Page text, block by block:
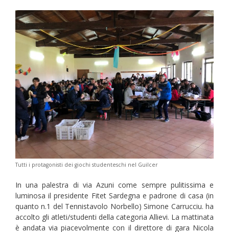
Tutti i protagonisti dei giochi studenteschi nel Guilcer
In una palestra di via Azuni come sempre pulitissima e
luminosa il presidente Fitet Sardegna e padrone di casa (in
quanto n.1 del Tennistavolo Norbello) Simone Carrucciu. ha
accolto gli atleti/studenti della categoria Allievi. La mattinata
è andata via piacevolmente con il direttore di gara Nicola